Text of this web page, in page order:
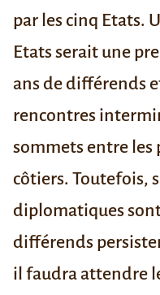
par les cinq Etats.
Etats serait une
ans de différends
rencontres
sommets entre les
côtiers. Toutefois,
diplomatiques
différends
il faudra attendre